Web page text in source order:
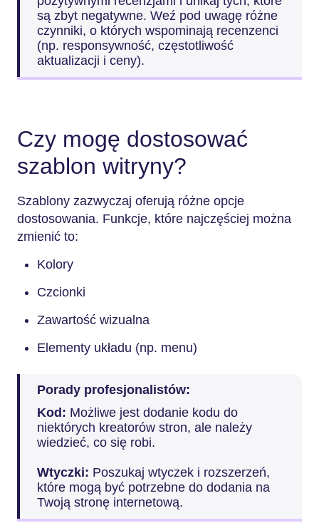
są zbyt negatywne. Weź pod uwagę różne
czynniki, o których wspominają recenzenci
(np. responsywność, częstotliwość
aktualizacji i ceny).
Czy mogę dostosować
szablon witryny?
Szablony zazwyczaj oferują różne opcje
dostosowania. Funkcje, które najczęściej można
zmienić to:
Kolory
Czcionki
Zawartość wizualna
Elementy układu (np. menu)
Porady profesjonalistów:
Kod: Możliwe jest dodanie kodu do
niektórych kreatorów stron, ale należy
wiedzieć, co się robi.
Wtyczki: Poszukaj wtyczek i rozszerzeń,
które mogą być potrzebne do dodania na
Twoją stronę internetową.